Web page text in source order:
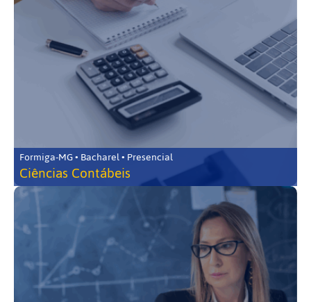
Formiga-MG • Bacharel • Presencial
Ciências Contábeis